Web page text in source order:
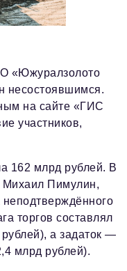
подписка
«Южуралзолото
несостоявшимся.
на сайте «ГИС
участников,
162 млрд рублей. В
Михаил Пимулин,
торгов составлял
а задаток —
млрд рублей).